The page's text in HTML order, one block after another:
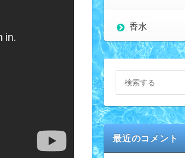
香水
最近のコメント